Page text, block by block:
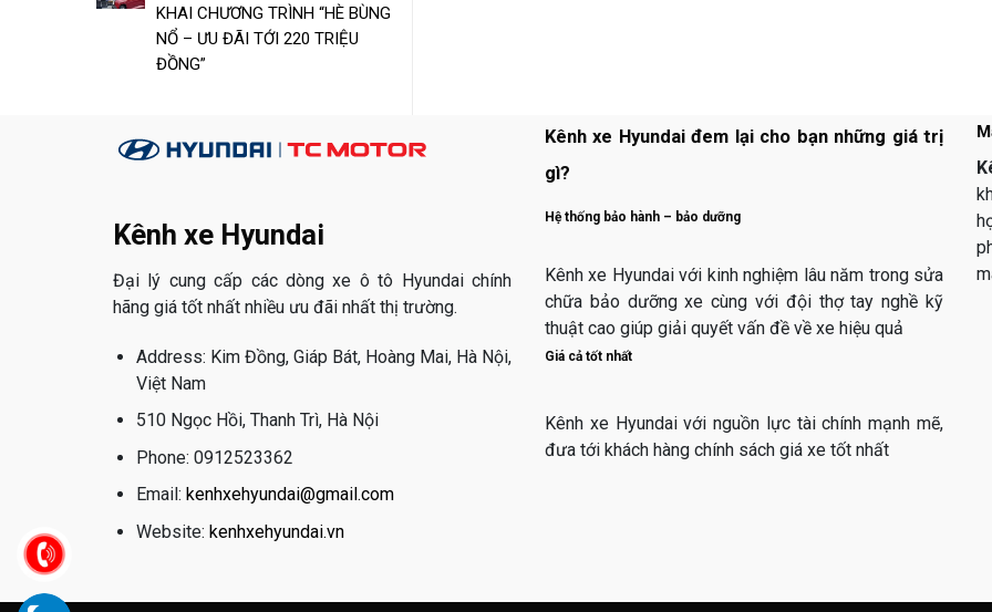
KHAI CHƯƠNG TRÌNH “HÈ BÙNG
NỔ – ƯU ĐÃI TỚI 220 TRIỆU
ĐỒNG”
Kênh xe Hyundai
Đại lý cung cấp các dòng xe ô tô Hyundai chính
hãng giá tốt nhất nhiều ưu đãi nhất thị trường.
Address: Kim Đồng, Giáp Bát, Hoàng Mai, Hà Nội,
Việt Nam
510 Ngọc Hồi, Thanh Trì, Hà Nội
Phone: 0912523362
Email: kenhxehyundai@gmail.com
Website: kenhxehyundai.vn
Kênh xe Hyundai đem lại cho bạn những giá trị
gì?
Hệ thống bảo hành – bảo dưỡng
Kênh xe Hyundai với kinh nghiệm lâu năm trong sửa
chữa bảo dưỡng xe cùng với đội thợ tay nghề kỹ
thuật cao giúp giải quyết vấn đề về xe hiệu quả
Giá cả tốt nhất
Kênh xe Hyundai với nguồn lực tài chính mạnh mẽ,
đưa tới khách hàng chính sách giá xe tốt nhất